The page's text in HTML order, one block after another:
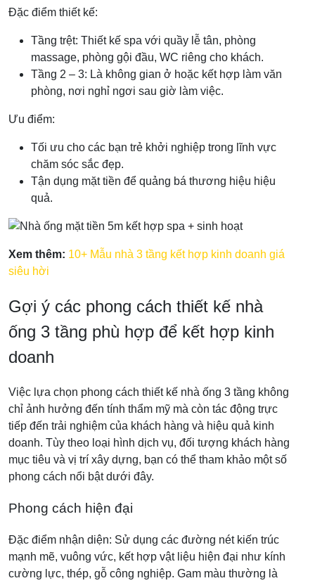
Đặc điểm thiết kế:
Tầng trệt: Thiết kế spa với quầy lễ tân, phòng
massage, phòng gội đầu, WC riêng cho khách.
Tầng 2 – 3: Là không gian ở hoặc kết hợp làm văn
phòng, nơi nghỉ ngơi sau giờ làm việc.
Ưu điểm:
Tối ưu cho các bạn trẻ khởi nghiệp trong lĩnh vực
chăm sóc sắc đẹp.
Tận dụng mặt tiền để quảng bá thương hiệu hiệu
quả.
Xem thêm: 10+ Mẫu nhà 3 tầng kết hợp kinh doanh giá
siêu hời
Gợi ý các phong cách thiết kế nhà
ống 3 tầng phù hợp để kết hợp kinh
doanh
Việc lựa chọn phong cách thiết kế nhà ống 3 tầng không
chỉ ảnh hưởng đến tính thẩm mỹ mà còn tác động trực
tiếp đến trải nghiệm của khách hàng và hiệu quả kinh
doanh. Tùy theo loại hình dịch vụ, đối tượng khách hàng
mục tiêu và vị trí xây dựng, bạn có thể tham khảo một số
phong cách nổi bật dưới đây.
Phong cách hiện đại
Đặc điểm nhận diện: Sử dụng các đường nét kiến trúc
mạnh mẽ, vuông vức, kết hợp vật liệu hiện đại như kính
cường lực, thép, gỗ công nghiệp. Gam màu thường là